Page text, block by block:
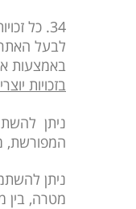
34. כל
לבעל
באמצעות
בזכויות
ניתן
המפורשת,
ניתן
מטרה, בין